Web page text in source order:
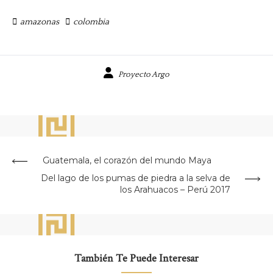
amazonas colombia
Proyecto Argo
Guatemala, el corazón del mundo Maya
Del lago de los pumas de piedra a la selva de
los Arahuacos – Perú 2017
También Te Puede Interesar